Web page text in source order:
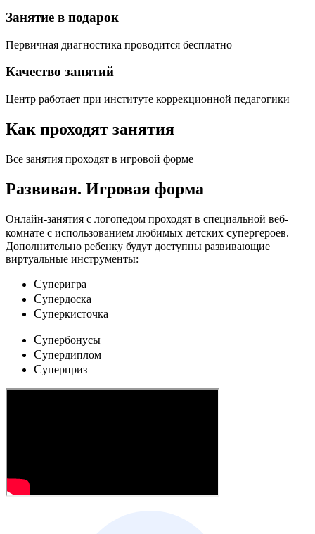
Занятие в подарок
Первичная диагностика проводится бесплатно
Качество занятий
Центр работает при институте коррекционной педагогики
Как проходят занятия
Все занятия проходят в игровой форме
Развивая. Игровая форма
Онлайн-занятия с логопедом проходят в специальной веб-
комнате с использованием любимых детских cупергероев.
Дополнительно ребенку будут доступны развивающие
виртуальные инструменты:
Cуперигра
Cупердоска
Cуперкисточка
Cупербонусы
Cупердиплом
Cуперприз